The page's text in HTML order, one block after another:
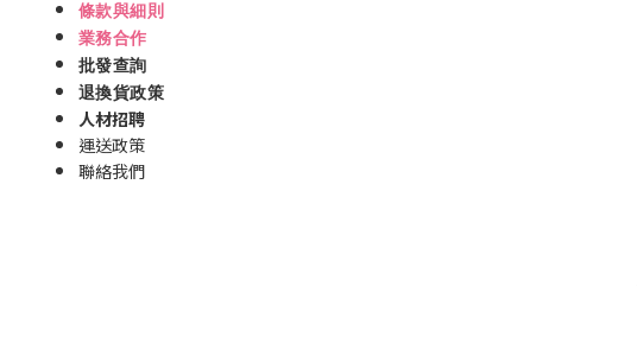
條款與細則
業務合作
批發查詢
退換貨政策
人材招聘
運送政策
聯絡我們